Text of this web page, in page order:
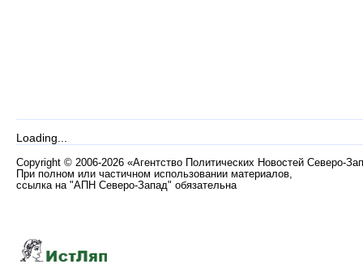
Loading...
Copyright © 2006-2026 «Агентство Политических Новостей Северо-
При полном или частичном использовании материалов,
ссылка на "АПН Северо-Запад" обязательна